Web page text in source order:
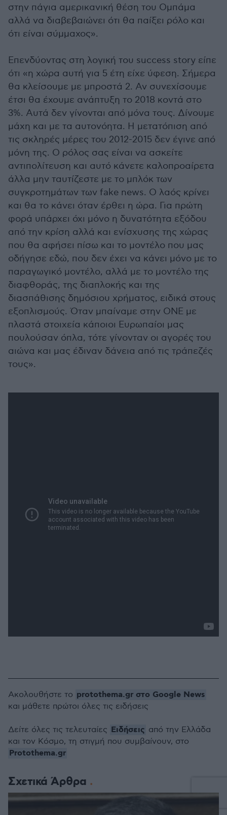
στην πάγια αμερικανική θέση του Ομπάμα
αλλά να διαβεβαιώνει ότι θα παίξει ρόλο και
ότι είναι σύμμαχος».
Επενδύοντας στη λογική του success story είπε
ότι «η χώρα αυτή για 5 έτη είχε ύφεση. Σήμερα
θα κλείσουμε με μπροστά 2. Αν συνεχίσουμε
έτσι θα έχουμε ανάπτυξη το 2018 κοντά στο
3%. Αυτά δεν γίνονται από μόνα τους. Δίνουμε
μάχη και με τα αυτονόητα. Η μετατόπιση από
τις σκληρές μέρες του 2012-2015 δεν έγινε από
μόνη της. Ο ρόλος σας είναι να ασκείτε
αντιπολίτευση και αυτό κάνετε καλοπροαίρετα
άλλα μην ταυτίζεστε με το μπλόκ των
συγκροτημάτων των fake news. Ο λαός κρίνει
και θα το κάνει όταν έρθει η ώρα. Για πρώτη
φορά υπάρχει όχι μόνο η δυνατότητα εξόδου
από την κρίση αλλά και ενίσχυσης της χώρας
που θα αφήσει πίσω και το μοντέλο που μας
οδήγησε εδώ, που δεν έχει να κάνει μόνο με το
παραγωγικό μοντέλο, αλλά με το μοντέλο της
διαφθοράς, της διαπλοκής και της
διασπάθισης δημόσιου χρήματος, ειδικά στους
εξοπλισμούς. Όταν μπαίναμε στην ΟΝΕ με
πλαστά στοιχεία κάποιοι Ευρωπαίοι μας
πουλούσαν όπλα, τότε γίνονταν οι αγορές του
αιώνα και μας έδιναν δάνεια από τις τράπεζές
τους».
Σχετικά Άρθρα
Ακολουθήστε το protothema.gr στο Google News
και μάθετε πρώτοι όλες τις ειδήσεις
Δείτε όλες τις τελευταίες Ειδήσεις από την Ελλάδα
και τον Κόσμο, τη στιγμή που συμβαίνουν, στο
Protothema.gr